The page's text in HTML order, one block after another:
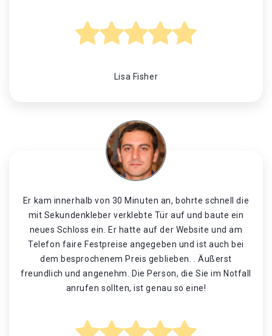
Lisa Fisher
Er kam innerhalb von 30 Minuten an, bohrte schnell die
mit Sekundenkleber verklebte Tür auf und baute ein
neues Schloss ein. Er hatte auf der Website und am
Telefon faire Festpreise angegeben und ist auch bei
dem besprochenem Preis geblieben. . Äußerst
freundlich und angenehm. Die Person, die Sie im Notfall
anrufen sollten, ist genau so eine!